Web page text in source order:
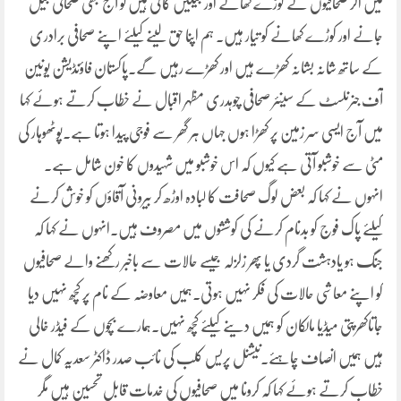
میں اگر صحافیوں نے کوڑے کھائے اور جیلیں کاٹی ہیں تو آج بھی صحافی جیل
جانے اور کوڑے کھانے کو تیار ہیں۔ ہم اپنا حق لینے کیلئے اپنے صحافی برادری
کے ساتھ شانہ بشانہ کھڑے ہیں اور کھڑے رہیں گے۔پاکستان فاؤنڈیشن یونین
آف جنرنلسٹ کے سینئر صحافی چوہدری مظہر اقبال نے خطاب کرتے ہوئے کہا
میں آج ایسی سر زمین پر کھڑا ہوں جہاں ہر گھر سے فوجی پیدا ہوتا ہے۔پوٹھوہار کی
مٹی سے خوشبو آتی ہے کیوں کہ اس خوشبو میں شہیدوں کا خون شامل ہے۔
انہوں نے کہا کہ بعض لوگ صحافت کا لبادہ اوڑھ کر بیرونی آقاؤں کو خوش کرنے
کیلئے پاک فوج کو بدنام کرنے کی کوششوں میں مصروف ہیں۔انہوں نے کہا کہ
جنگ ہو یادہشت گردی یا پھر زلزلہ جیسے حالات سے باخبر رکھنے والے صحافیوں
کو اپنے معاشی حالات کی فکر نہیں ہوتی۔ہمیں معاوضہ کے نام پر کچھ نہیں دیا
جاتاکھرپتی میڈیا مالکان کو ہمیں دینے کیلئے کچھ نہیں۔ہمارے بچوں کے فیڈر خالی
ہیں ہمیں انصاف چاہئے۔نیشنل پریس کلب کی نائب صدر ڈاکٹر سعدیہ کمال نے
خطاب کرتے ہوئے کہا کہ کرونا میں صحافیوں کی خدمات قابل تحسین ہیں مگر